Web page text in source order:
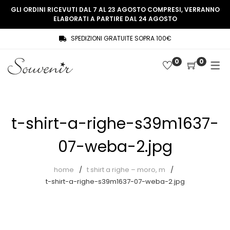
SHOP
Souvenir Privée
Abiti
COLLEZIONE
THREE WOMEN, ONE MEMORY
GLI ORDINI RICEVUTI DAL 7 AL 23 AGOSTO COMPRESI, VERRANNO
ELABORATI A PARTIRE DAL 24 AGOSTO
SPEDIZIONI GRATUITE SOPRA 100€
0 0
t-shirt-a-righe-s39m1637-
07-weba-2.jpg
home
t shirt a righe – moro, m
t-shirt-a-righe-s39m1637-07-weba-2.jpg